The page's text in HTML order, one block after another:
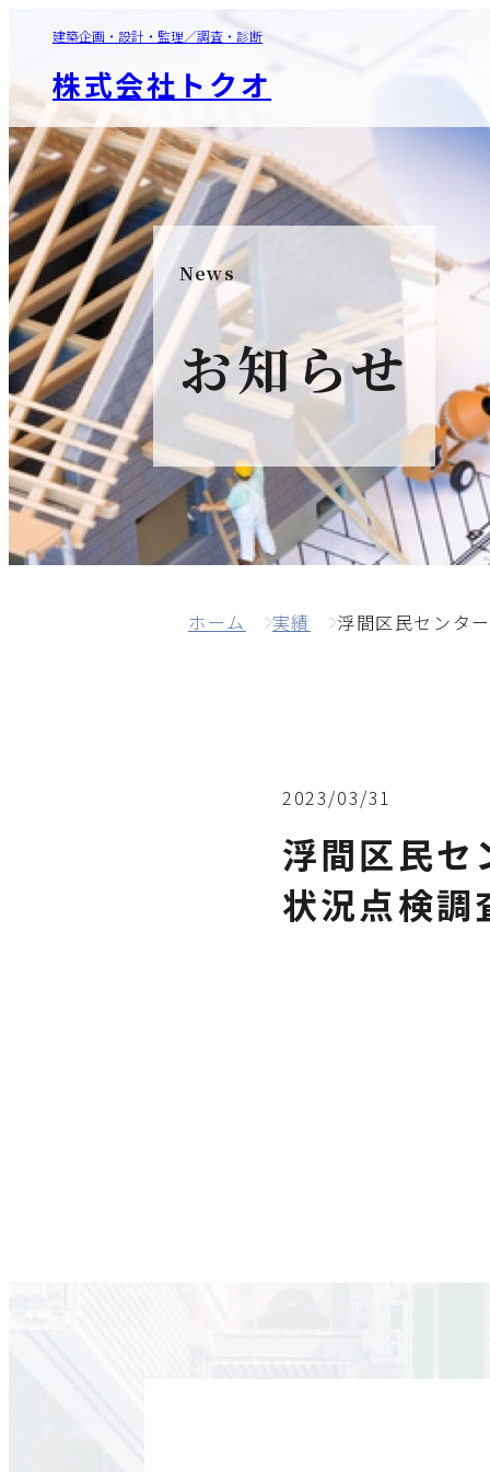
建築企画・設計・監理／調査・診断
株式会社トクオ
News
お知らせ
ホーム 実績 浮間区民センタ
2023/03/31
浮間区民
状況点検